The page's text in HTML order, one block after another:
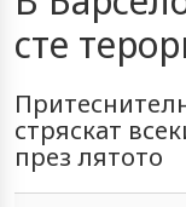
сте
стряскат
през лятото